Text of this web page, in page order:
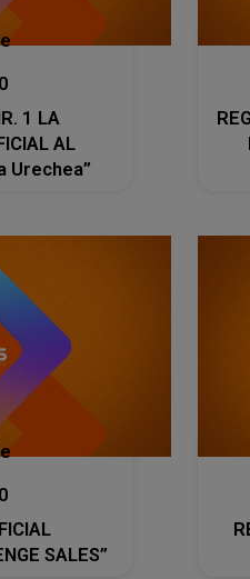
1 LA
AL
„Casca Urechea”
SALES”